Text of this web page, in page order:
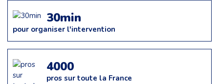
30min
pour organiser l'intervention
4000
pros sur toute la France